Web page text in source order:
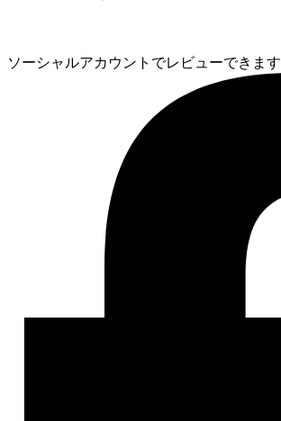
ソーシャルアカウントでレビューできます